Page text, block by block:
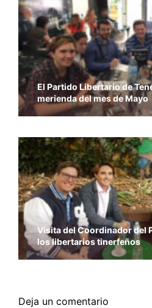
El Partido Libertario de
merienda del mes de Mayo
Visita del Coordinador del
los libertarios tinerfeños
Deja un comentario